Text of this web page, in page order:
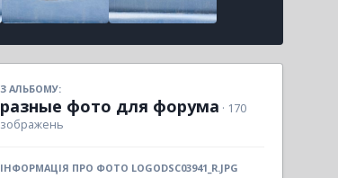
З АЛЬБОМУ:
разные фото для форума · 170
зображень
ІНФОРМАЦІЯ ПРО ФОТО LOGODSC03941_R.JPG